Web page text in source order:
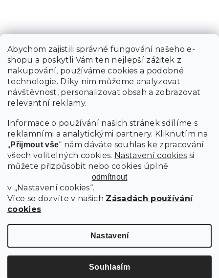
Abychom zajistili správné fungování našeho e-
shopu a poskytli Vám ten nejlepší zážitek z
nakupování, používáme cookies a podobné
technologie. Díky nim můžeme analyzovat
návštěvnost, personalizovat obsah a zobrazovat
relevantní reklamy.
Informace o používání našich stránek sdílíme s
reklamními a analytickými partnery. Kliknutím na
„Přijmout vše“ nám dáváte souhlas ke zpracování
všech volitelných cookies. Nastavení cookies si
můžete přizpůsobit nebo cookies úplně
odmítnout
v „Nastavení cookies“.
Více se dozvíte v našich Zásadách používání
cookies
Nastavení
Souhlasím